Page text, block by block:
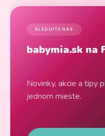
SLEDUJTE NÁS
babymia.sk na
Novinky, akcie a tipy
jednom mieste.